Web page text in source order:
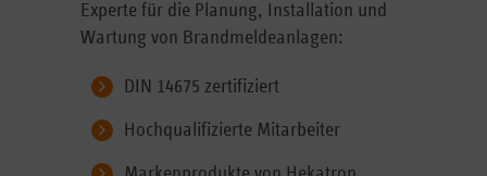
Experte für die Planung, Installation und
Wartung von Brandmeldeanlagen:
DIN 14675 zertifiziert
Hochqualifizierte Mitarbeiter